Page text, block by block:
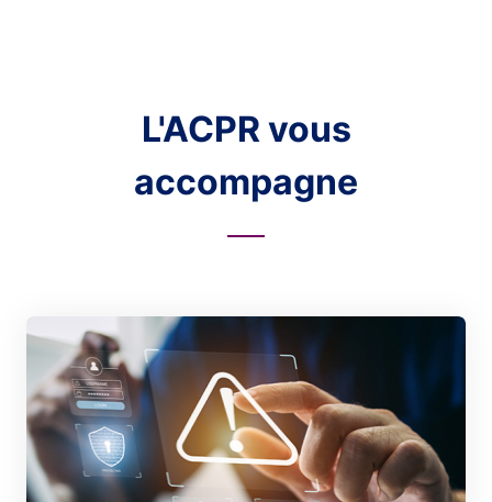
L'ACPR vous
accompagne